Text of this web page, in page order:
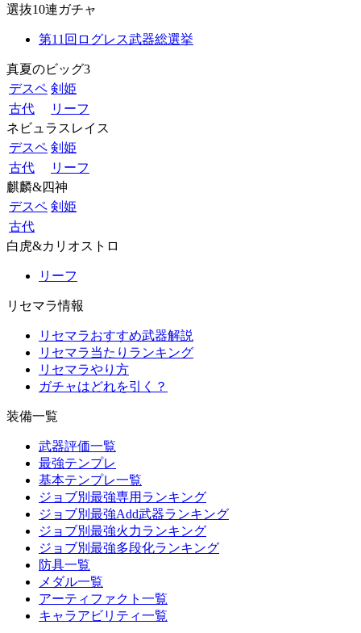
選抜10連ガチャ
第11回ログレス武器総選挙
真夏のビッグ3
デスペ 剣姫
古代
リーフ
ネビュラスレイス
デスペ 剣姫
古代
リーフ
麒麟&四神
デスペ 剣姫
古代
白虎&カリオストロ
リーフ
リセマラ情報
リセマラおすすめ武器解説
リセマラ当たりランキング
リセマラやり方
ガチャはどれを引く？
装備一覧
武器評価一覧
最強テンプレ
基本テンプレ一覧
ジョブ別最強専用ランキング
ジョブ別最強Add武器ランキング
ジョブ別最強火力ランキング
ジョブ別最強多段化ランキング
防具一覧
メダル一覧
アーティファクト一覧
キャラアビリティ一覧